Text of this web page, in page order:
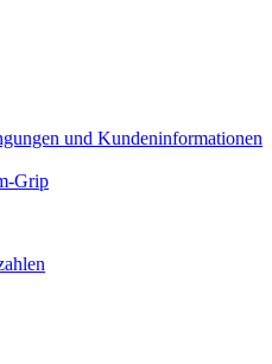
und Kundeninformationen
Grip